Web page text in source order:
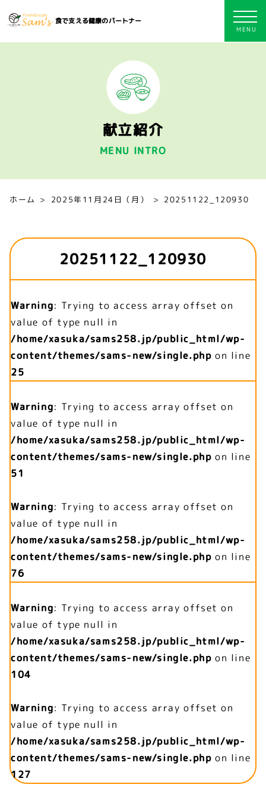
食で支える健康のパートナー
献立紹介
MENU INTRO
ホーム 2025年11月24日（月） 20251122_120930
20251122_120930
Warning: Trying to access array offset on
value of type null in
/home/xasuka/sams258.jp/public_html/wp-
content/themes/sams-new/single.php on line
25
Warning: Trying to access array offset on
value of type null in
/home/xasuka/sams258.jp/public_html/wp-
content/themes/sams-new/single.php on line
51
Warning: Trying to access array offset on
value of type null in
/home/xasuka/sams258.jp/public_html/wp-
content/themes/sams-new/single.php on line
76
Warning: Trying to access array offset on
value of type null in
/home/xasuka/sams258.jp/public_html/wp-
content/themes/sams-new/single.php on line
104
Warning: Trying to access array offset on
value of type null in
/home/xasuka/sams258.jp/public_html/wp-
content/themes/sams-new/single.php on line
127